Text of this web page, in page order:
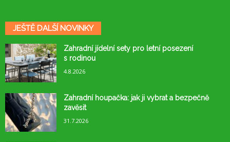
JEŠTĚ DALŠÍ NOVINKY
Zahradní jídelní sety pro letní posezení
s rodinou
4.8.2026
Zahradní houpačka: jak ji vybrat a bezpečně
zavěsit
31.7.2026